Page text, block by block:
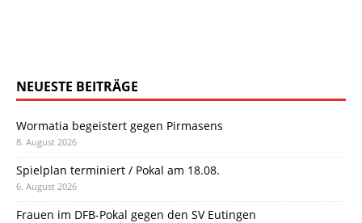
NEUESTE BEITRÄGE
Wormatia begeistert gegen Pirmasens
8. August 2026
Spielplan terminiert / Pokal am 18.08.
6. August 2026
Frauen im DFB-Pokal gegen den SV Eutingen